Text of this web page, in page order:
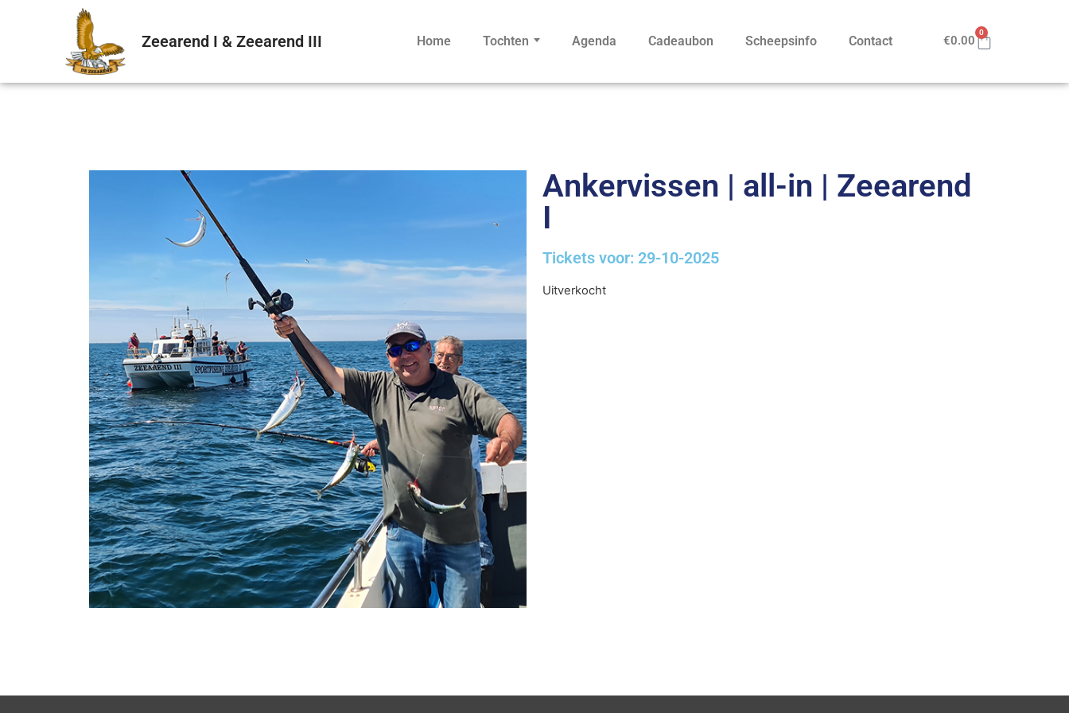
Zeearend I & Zeearend III Home Tochten Agenda Cadeaubon Scheepsinfo Contact €0.00
0
Ankervissen | all-in | Zeearend
I
Tickets voor: 29-10-2025
Uitverkocht